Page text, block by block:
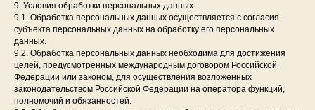
9. Условия обработки персональных данных
9.1. Обработка персональных данных осуществляется с согласия
субъекта персональных данных на обработку его персональных
данных.
9.2. Обработка персональных данных необходима для достижения
целей, предусмотренных международным договором Российской
Федерации или законом, для осуществления возложенных
законодательством Российской Федерации на оператора функций,
полномочий и обязанностей.